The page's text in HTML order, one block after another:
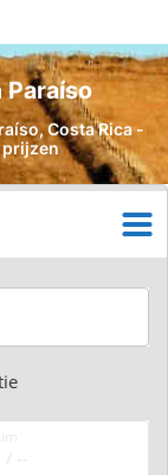
Costa Rica -